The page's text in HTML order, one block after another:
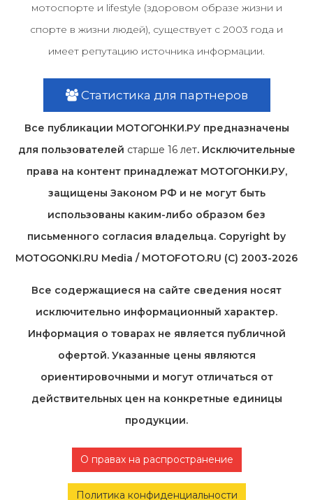
мотоспорте и lifestyle (здоровом образе жизни и
спорте в жизни людей), существует с 2003 года и
имеет репутацию источника информации.
Статистика для партнеров
Все публикации МОТОГОНКИ.РУ предназначены
для пользователей старше 16 лет. Исключительные
права на контент принадлежат МОТОГОНКИ.РУ,
защищены Законом РФ и не могут быть
использованы каким-либо образом без
письменного согласия владельца. Copyright by
MOTOGONKI.RU Media / MOTOFOTO.RU (C) 2003-2026
Все содержащиеся на cайте сведения носят
исключительно информационный характер.
Информация о товарах не является публичной
офертой. Указанные цены являются
ориентировочными и могут отличаться от
действительных цен на конкретные единицы
продукции.
О правах на распространение
Политика конфиденциальности